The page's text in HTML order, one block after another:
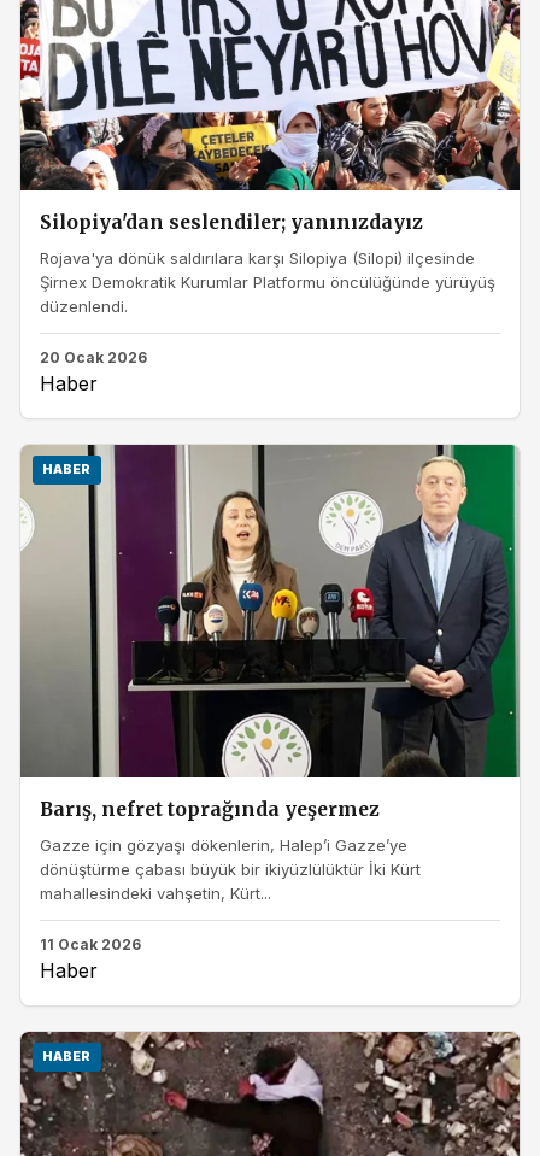
Silopiya'dan seslendiler; yanınızdayız
Rojava'ya dönük saldırılara karşı Silopiya (Silopi) ilçesinde
Şirnex Demokratik Kurumlar Platformu öncülüğünde yürüyüş
düzenlendi.
20 Ocak 2026
Haber
HABER
Barış, nefret toprağında yeşermez
Gazze için gözyaşı dökenlerin, Halep’i Gazze’ye
dönüştürme çabası büyük bir ikiyüzlülüktür İki Kürt
mahallesindeki vahşetin, Kürt...
11 Ocak 2026
Haber
HABER